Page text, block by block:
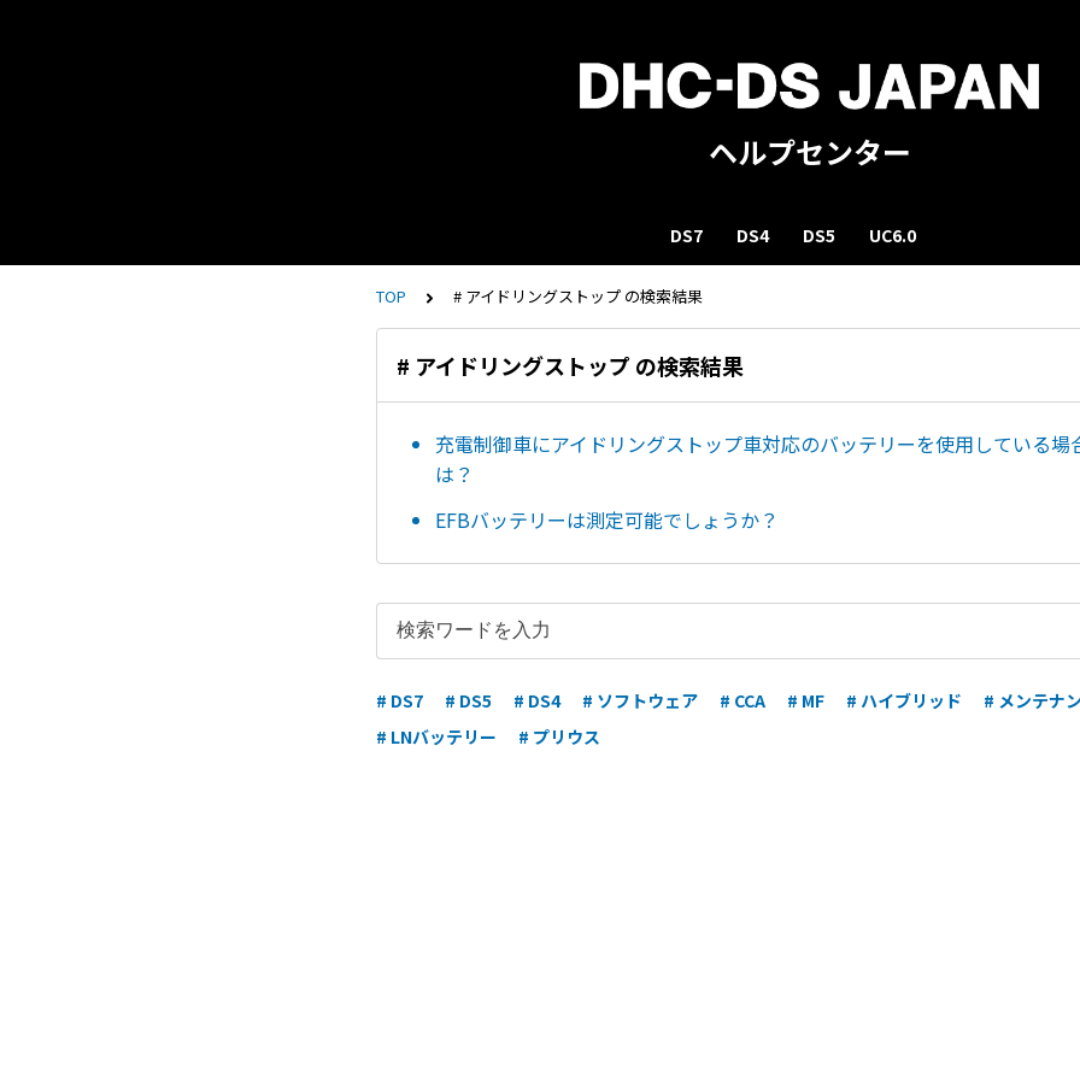
ヘルプセンター
DS7 DS4 DS5 UC6.0
TOP # アイドリングストップ の検索結果
# アイドリングストップ の検索結果
充電制御車にアイドリングストップ車対応のバッテリーを使用している場
は？
EFBバッテリーは測定可能でしょうか？
# DS7 # DS5 # DS4 # ソフトウェア # CCA # MF # ハイブリッド
# メンテナ
# LNバッテリー
# プリウス